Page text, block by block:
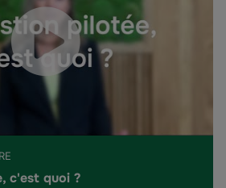
c'est quoi ?